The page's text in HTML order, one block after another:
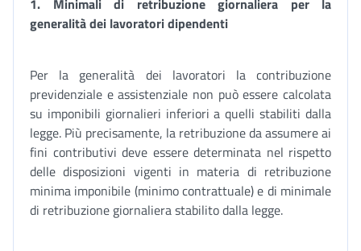
1. Minimali di retribuzione giornaliera per la
generalità dei lavoratori dipendenti
Per la generalità dei lavoratori la contribuzione
previdenziale e assistenziale non può essere calcolata
su imponibili giornalieri inferiori a quelli stabiliti dalla
legge. Più precisamente, la retribuzione da assumere ai
fini contributivi deve essere determinata nel rispetto
delle disposizioni vigenti in materia di retribuzione
minima imponibile (minimo contrattuale) e di minimale
di retribuzione giornaliera stabilito dalla legge.